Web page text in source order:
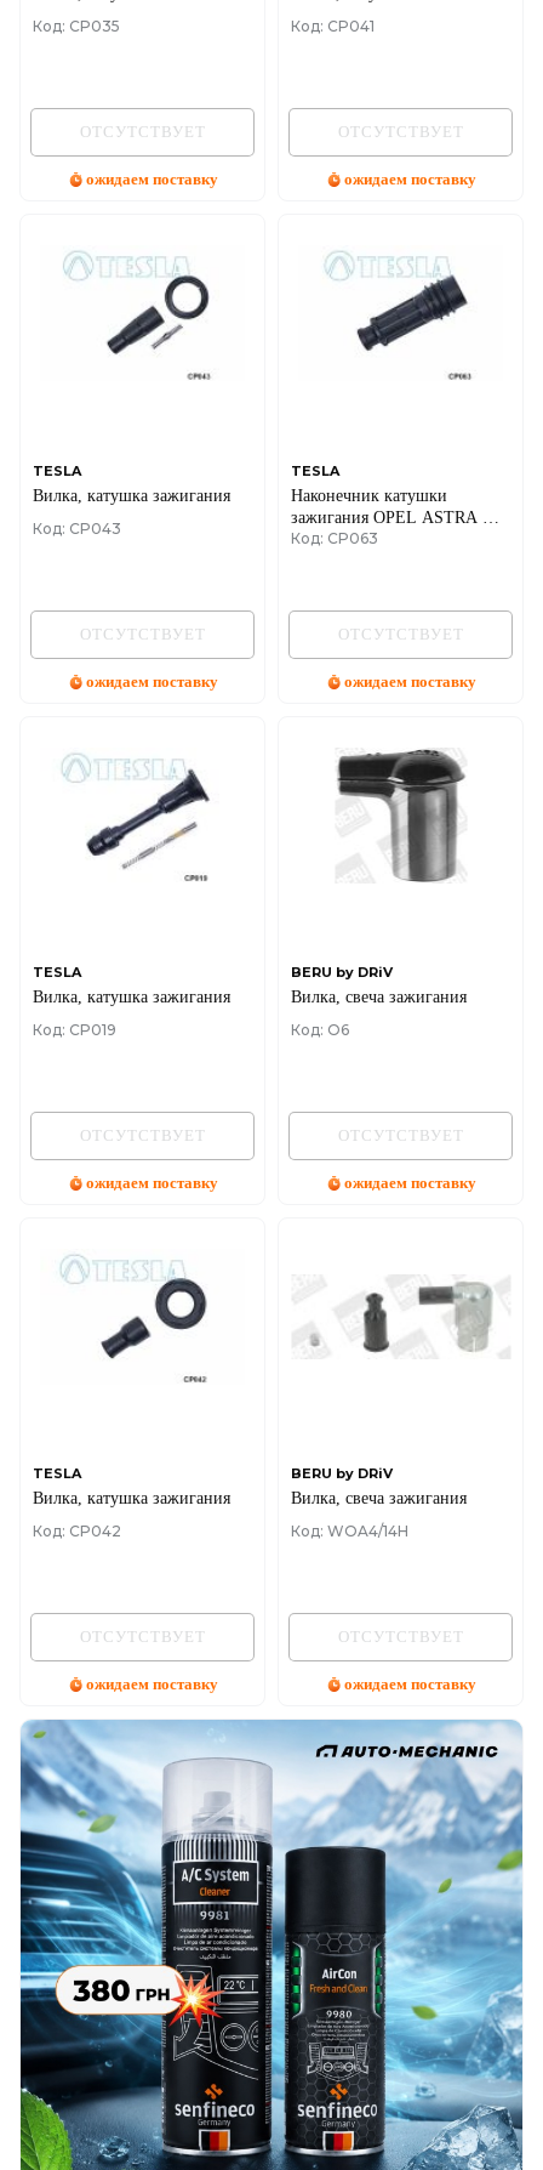
Код: CP035
ОТСУТСТВУЕТ
ожидаем поставку
Код: CP041
ОТСУТСТВУЕТ
ожидаем поставку
TESLA
Вилка, катушка зажигания
Код: CP043
ОТСУТСТВУЕТ
ожидаем поставку
TESLA
Наконечник катушки
зажигания OPEL ASTRA G,
ASTRA H 1.2 16V + 1.4
Код: CP063
ОТСУТСТВУЕТ
ожидаем поставку
TESLA
Вилка, катушка зажигания
Код: CP019
ОТСУТСТВУЕТ
ожидаем поставку
BERU by DRiV
Вилка, свеча зажигания
Код: O6
ОТСУТСТВУЕТ
ожидаем поставку
TESLA
Вилка, катушка зажигания
Код: CP042
ОТСУТСТВУЕТ
ожидаем поставку
BERU by DRiV
Вилка, свеча зажигания
Код: WOA4/14H
ОТСУТСТВУЕТ
ожидаем поставку